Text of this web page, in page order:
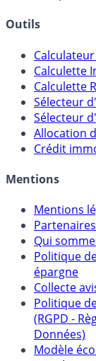
Outils
Calculette
Calculette
Sélecteur
Sélecteur
Allocation
Crédit
Mentions
Mentions
Partenaires
Qui
Politique
épargne
Collecte
Politique
(RGPD -
Données)
Modèle